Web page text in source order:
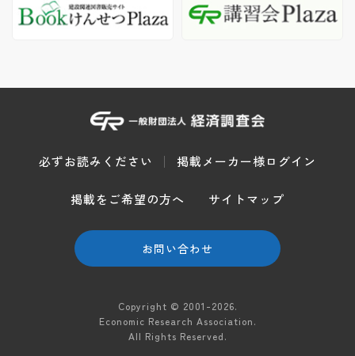
必ずお読みください 掲載メーカー様ログイン
掲載をご希望の方へ サイトマップ
お問い合わせ
Copyright © 2001-2026.
Economic Research Association.
All Rights Reserved.